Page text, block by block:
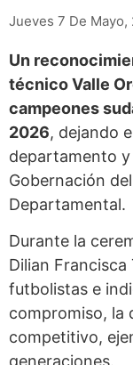
Jueves 7 De Mayo,
Un
técnico Valle
campeones
2026, dejando
departamento
Gobernación
Departamental.
Durante la
Dilian
futbolistas e
compromiso, la
competitivo,
generaciones.